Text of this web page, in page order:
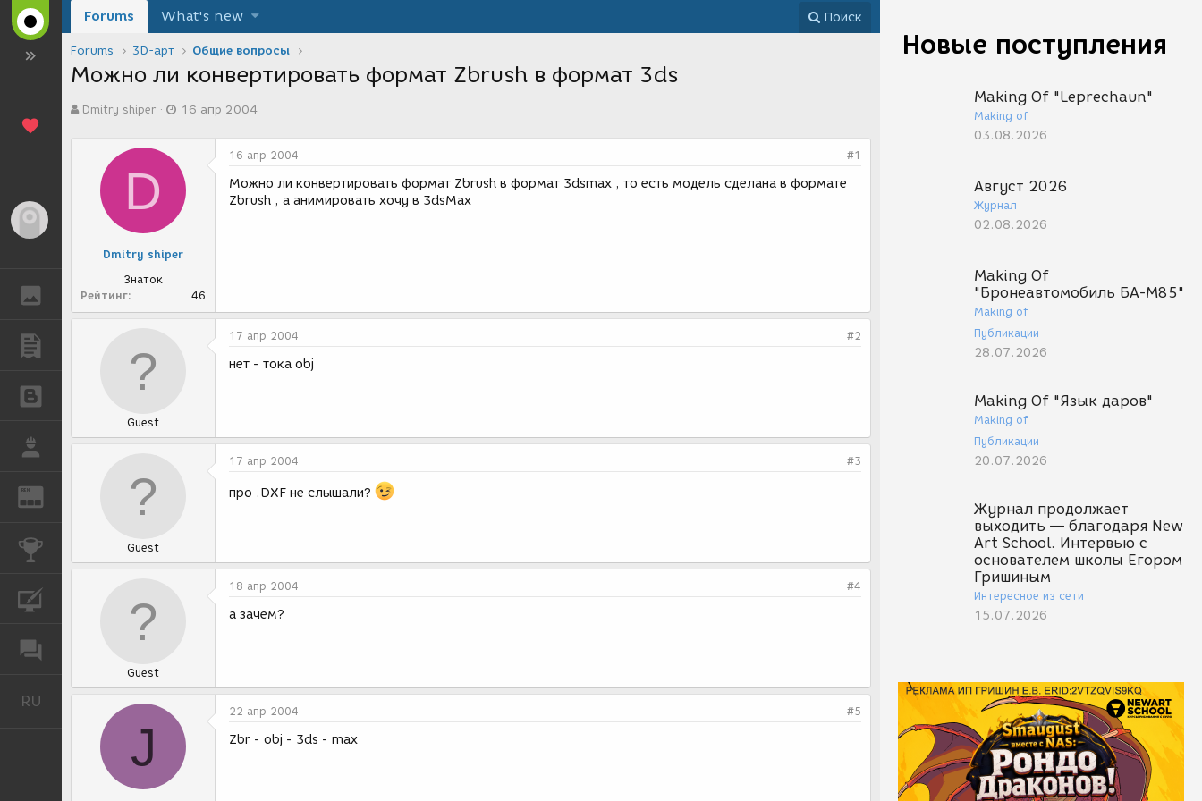
ГАЛЕРЕЯ
REN
КОНКУРСЫ
RU
Новые поступления
Making Of "Leprechaun"
Making of
03.08.2026
Август 2026
Журнал
02.08.2026
Making Of
"Бронеавтомобиль БА-М85"
Making of
Публикации
28.07.2026
Making Of "Язык даров"
Making of
Публикации
20.07.2026
Журнал продолжает
выходить — благодаря New
Art School. Интервью с
основателем школы Егором
Гришиным
Интересное из сети
15.07.2026
Forums What's new Поиск
Forums 3D-арт Общие вопросы
Можно ли конвертировать формат Zbrush в формат 3ds
в
Dmitry shiper
а
о
з
д
и
16 апр 2004
D
Dmitry shiper
Знаток
Рейтинг
46
16 апр 2004 #1
Можно ли конвертировать формат Zbrush в формат 3dsmax , то есть модель сделана в формате
Zbrush , а анимировать хочу в 3dsМах
Guest
17 апр 2004 #2
нет - тока obj
Guest
17 апр 2004 #3
про .DXF не слышали?
Guest
18 апр 2004 #4
а зачем?
J
22 апр 2004 #5
Zbr - obj - 3ds - max